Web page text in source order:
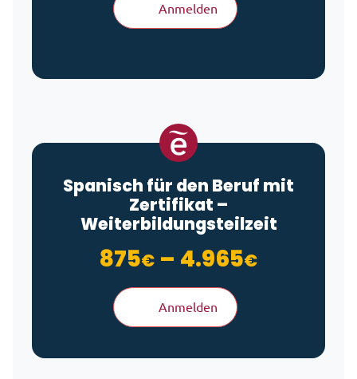
Anmelden
Spanisch für den Beruf mit
Zertifikat –
Weiterbildungsteilzeit
875€ – 4.965€
Anmelden